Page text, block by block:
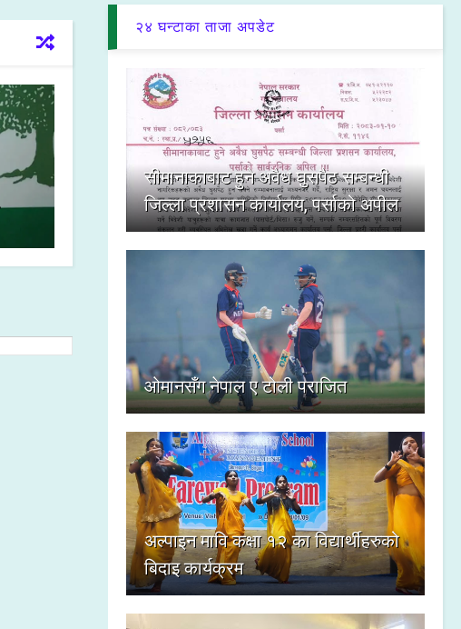
२४ घन्टाका ताजा अपडेट
सीमानाकाबाट हुने अवैध घुसपैठ सम्बन्धी
जिल्ला प्रशासन कार्यालय, पर्साको अपील
ओमानसँग नेपाल ए टोली पराजित
अल्पाइन मावि कक्षा १२ का विद्यार्थीहरुको
बिदाइ कार्यक्रम